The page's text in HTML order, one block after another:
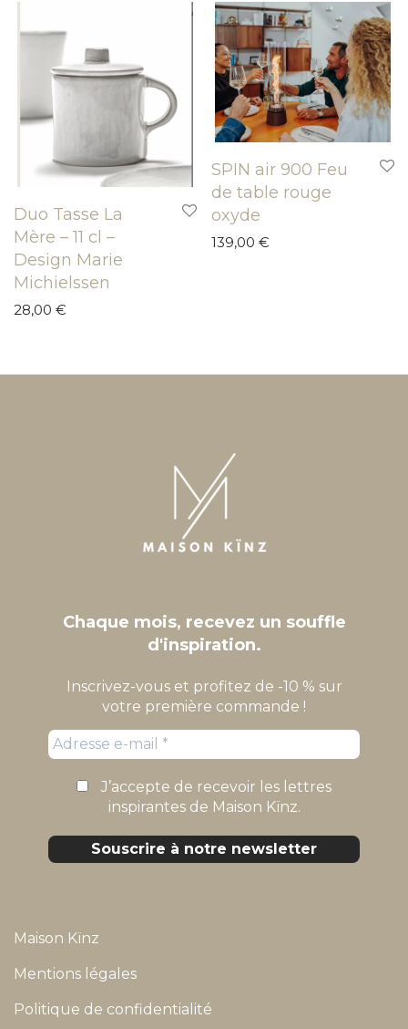
Duo Tasse La
Mère – 11 cl –
Design Marie
Michielssen
28,00 €
SPIN air 900 Feu
de table rouge
oxyde
139,00 €
Chaque mois, recevez un souffle
d'inspiration.
Inscrivez-vous et profitez de -10 % sur
votre première commande !
J’accepte de recevoir les lettres
inspirantes de Maison Kïnz.
Maison Kïnz
Mentions légales
Politique de confidentialité